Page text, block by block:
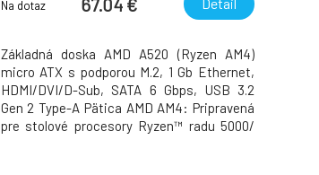
Na dotaz
Základná doska AMD A520 (Ryzen AM4)
micro ATX s podporou M.2, 1 Gb Ethernet,
HDMI/DVI/D-Sub, SATA 6 Gbps, USB 3.2
Gen 2 Type-A Pätica AMD AM4: Pripravená
pre stolové procesory Ryzen™ radu 5000/